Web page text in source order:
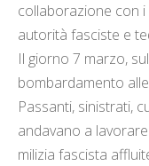
collaborazione con
autorità fasciste e
Il giorno 7 marzo,
bombardamento
Passanti, sinistrati,
andavano a
milizia fascista